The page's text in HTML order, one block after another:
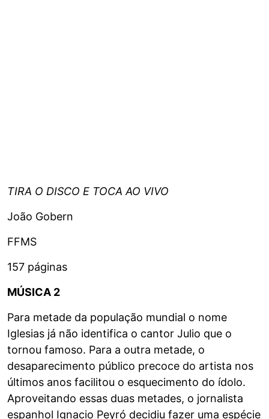
TIRA O DISCO E TOCA AO VIVO
João Gobern
FFMS
157 páginas
MÚSICA 2
Para metade da população mundial o nome
Iglesias já não identifica o cantor Julio que o
tornou famoso. Para a outra metade, o
desaparecimento público precoce do artista nos
últimos anos facilitou o esquecimento do ídolo.
Aproveitando essas duas metades, o jornalista
espanhol Ignacio Peyró decidiu fazer uma espécie